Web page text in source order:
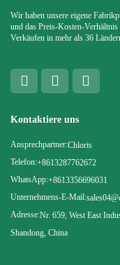
Wir haben unsere eigene
und das Preis-Kosten-
Verkäufen in mehr als 36
Kontaktiere uns
Ansprechpartner:Chloris
Telefon:+8613287762672
WhatsApp:+8613356696031
Unternehmens-E-Mail:
Adresse:Nr. 659, West East
Shandong, China